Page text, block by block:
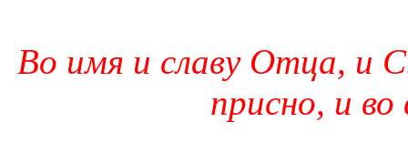
Во имя и славу Отца, и
присно, и во